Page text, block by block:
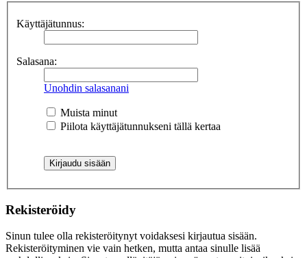
Käyttäjätunnus:
Salasana:
Unohdin salasanani
Muista minut
Piilota käyttäjätunnukseni tällä kertaa
Rekisteröidy
Sinun tulee olla rekisteröitynyt voidaksesi kirjautua sisään.
Rekisteröityminen vie vain hetken, mutta antaa sinulle lisää